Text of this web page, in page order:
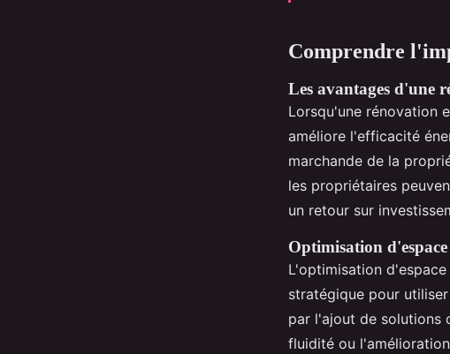
Comprendre
Les avantages d'une
Lorsqu'une rénovation
améliore l'efficacité
marchande de la
les propriétaires
un retour sur
Optimisation
L'optimisation
stratégique pour
par l'ajout de solutions
fluidité ou